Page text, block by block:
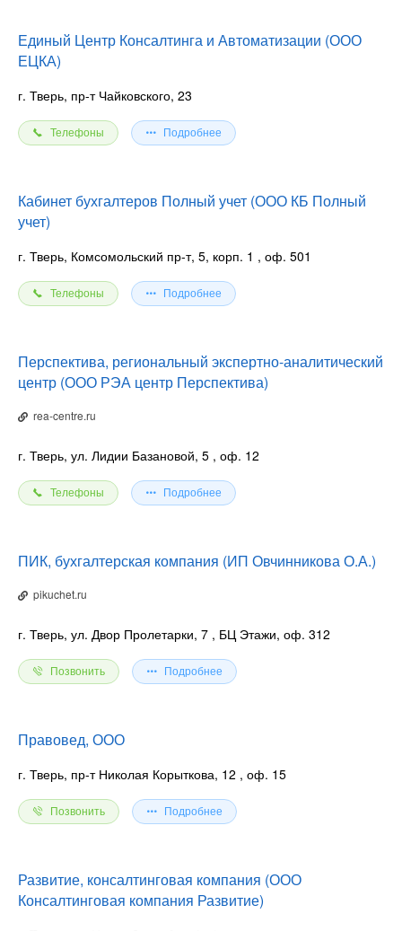
Единый Центр Консалтинга и Автоматизации (ООО
ЕЦКА)
г. Тверь, пр-т Чайковского, 23
Телефоны Подробнее
Кабинет бухгалтеров Полный учет (ООО КБ Полный
учет)
г. Тверь, Комсомольский пр-т, 5, корп. 1 , оф. 501
Телефоны Подробнее
Перспектива, региональный экспертно-аналитический
центр (ООО РЭА центр Перспектива)
rea-centre.ru
г. Тверь, ул. Лидии Базановой, 5 , оф. 12
Телефоны Подробнее
ПИК, бухгалтерская компания (ИП Овчинникова О.А.)
pikuchet.ru
г. Тверь, ул. Двор Пролетарки, 7 , БЦ Этажи, оф. 312
Позвонить Подробнее
Правовед, ООО
г. Тверь, пр-т Николая Корыткова, 12 , оф. 15
Позвонить Подробнее
Развитие, консалтинговая компания (ООО
Консалтинговая компания Развитие)